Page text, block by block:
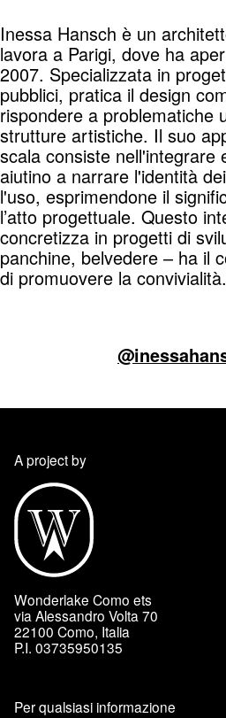
Inessa Hansch è un
lavora a Parigi, dove ha
2007. Specializzata in
pubblici, pratica il design
rispondere a problematiche
strutture artistiche. Il suo
scala consiste nell'integrare
aiutino a narrare l'identità
l'uso, esprimendone il
l’atto progettuale. Questo
concretizza in progetti di
panchine, belvedere – ha il
di promuovere la convivialità.
A project by
Wonderlake Como ets
via Alessandro Volta 70
22100 Como, Italia
P.I. 03735950135
Per qualsiasi informazione